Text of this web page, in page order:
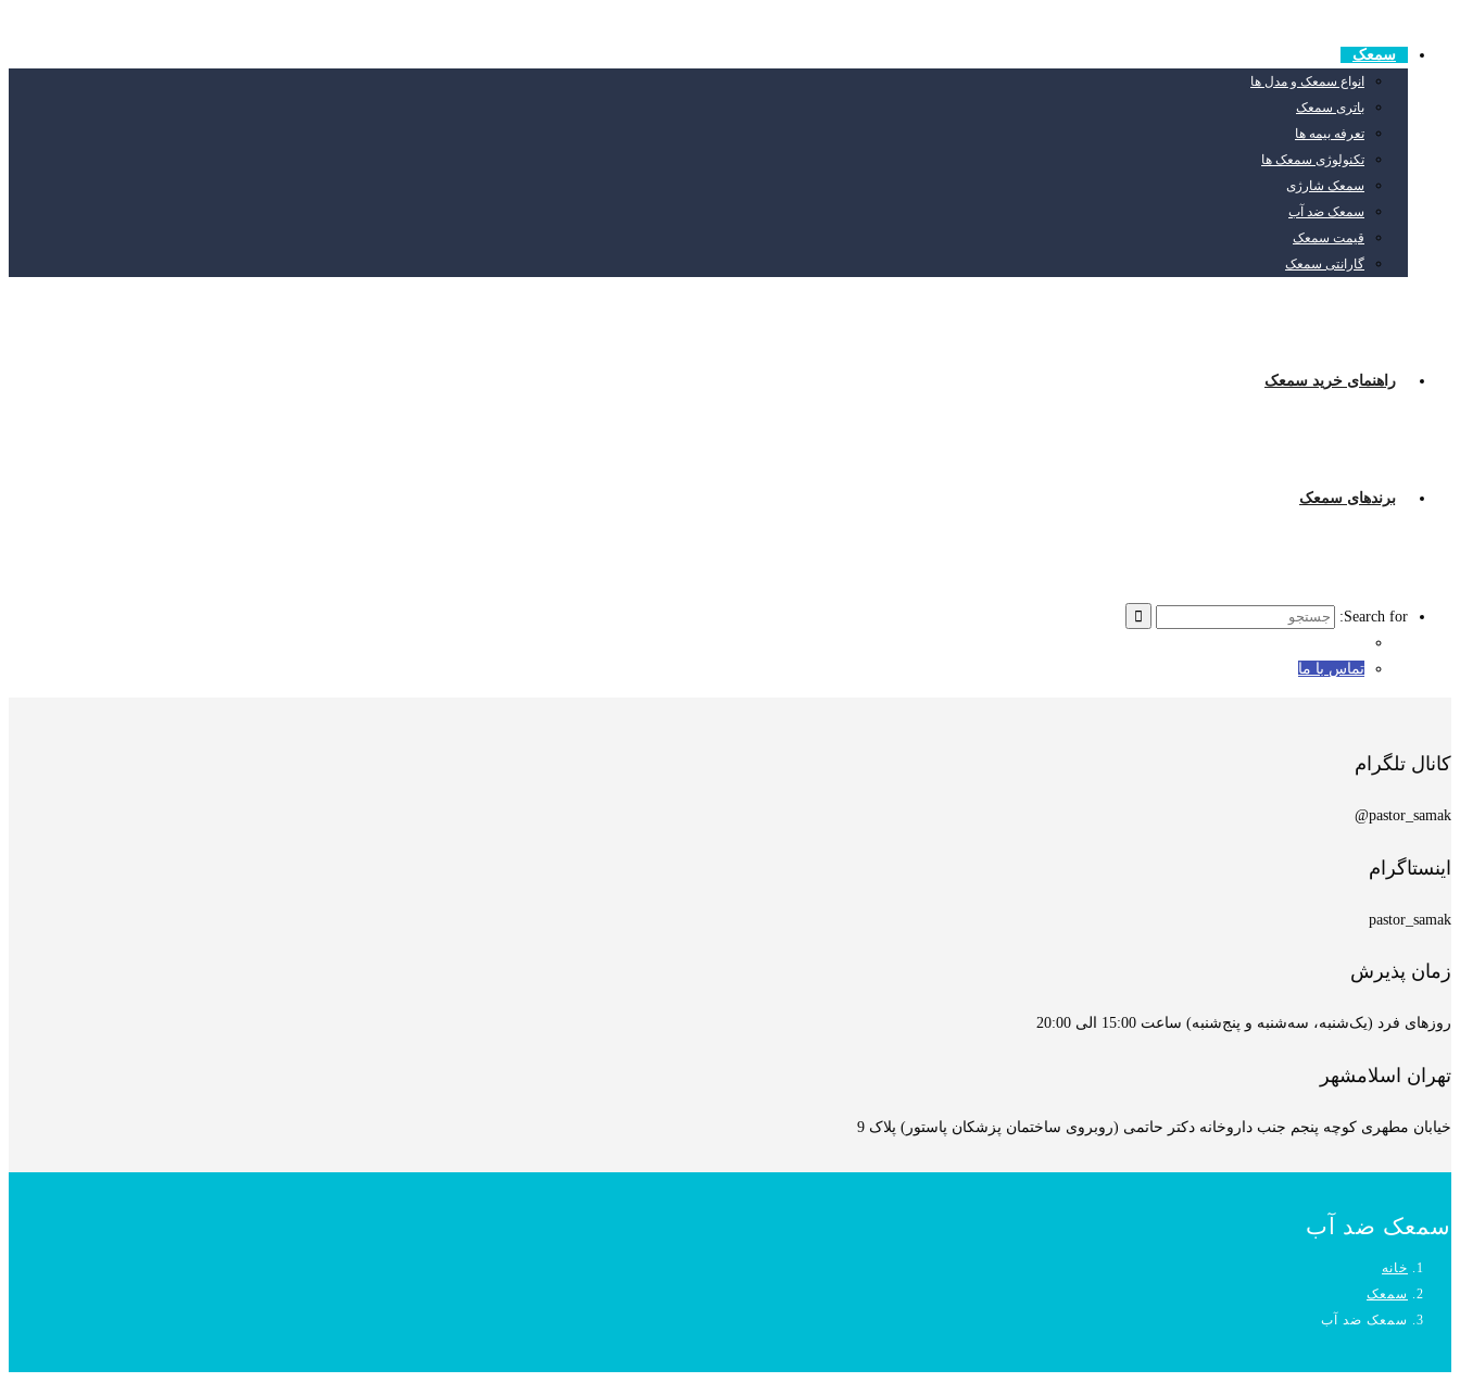
سمعک
انواع سمعک و مدل ها
باتری سمعک
تعرفه بیمه ها
تکنولوژی سمعک ها
سمعک شارژی
سمعک ضد آب
قیمت سمعک
گارانتی سمعک
راهنمای خرید سمعک
برندهای سمعک
Search for:
تماس با ما
کانال تلگرام
pastor_samak@
اینستاگرام
pastor_samak
زمان پذیرش
روزهای فرد (یک‌شنبه، سه‌شنبه و پنج‌شنبه) ساعت 15:00 الی 20:00
تهران اسلامشهر
خیابان مطهری کوچه پنجم جنب داروخانه دکتر حاتمی (روبروی ساختمان پزشکان پاستور) پلاک 9
سمعک ضد آب
خانه
سمعک
سمعک ضد آب